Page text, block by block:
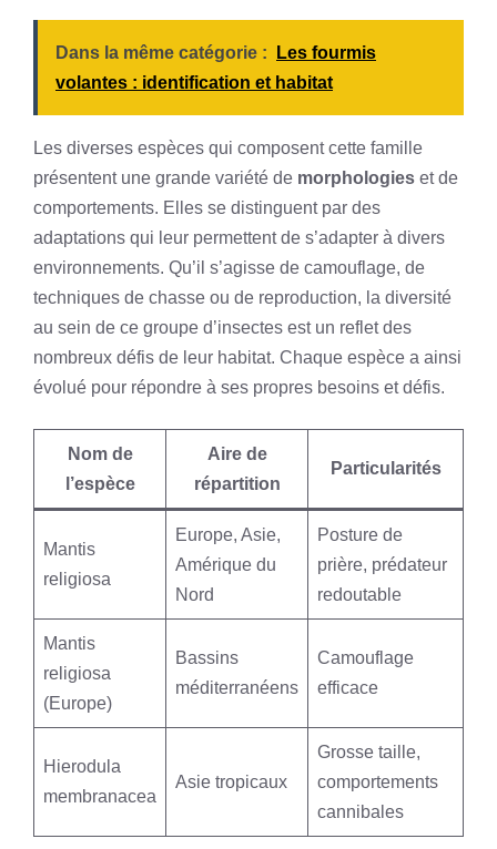
Dans la même catégorie :
Les fourmis
volantes : identification et habitat
Les diverses espèces qui composent cette famille
présentent une grande variété de morphologies et de
comportements. Elles se distinguent par des
adaptations qui leur permettent de s’adapter à divers
environnements. Qu’il s’agisse de camouflage, de
techniques de chasse ou de reproduction, la diversité
au sein de ce groupe d’insectes est un reflet des
nombreux défis de leur habitat. Chaque espèce a ainsi
évolué pour répondre à ses propres besoins et défis.
Nom de
l’espèce
Aire de
répartition
Particularités
Mantis
religiosa
Europe, Asie,
Amérique du
Nord
Posture de
prière, prédateur
redoutable
Mantis
religiosa
(Europe)
Bassins
méditerranéens
Camouflage
efficace
Hierodula
membranacea
Asie tropicaux
Grosse taille,
comportements
cannibales